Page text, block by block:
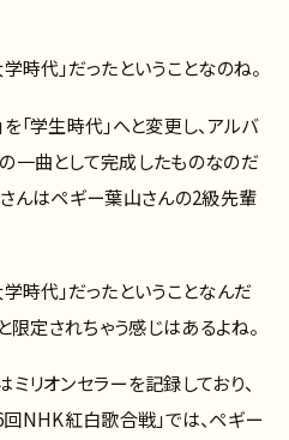
時代」だったということなのね。
「学生時代」へと変更し、アルバ
一曲として完成したものなのだ
さんはペギー葉山さんの2級先輩
学時代」だったということなんだ
限定されちゃう感じはあるよね。
ミリオンセラーを記録しており、
回NHK紅白歌合戦」では、ペギー